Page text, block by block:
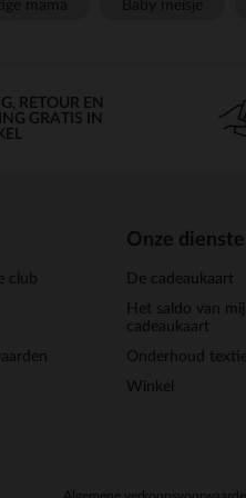
RETOUR EN
GRATIS IN
club
Onze
De cadeaukaart
Het saldo van
cadeaukaart
Onderhoud textiel
Winkel